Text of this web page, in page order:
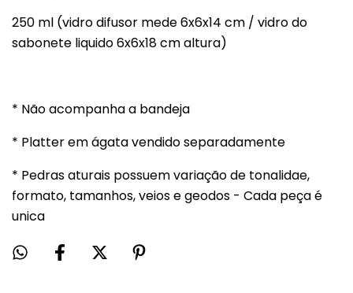
250 ml (vidro difusor mede 6x6x14 cm / vidro do
sabonete liquido 6x6x18 cm altura)
* Não acompanha a bandeja
* Platter em ágata vendido separadamente
* Pedras aturais possuem variação de tonalidae,
formato, tamanhos, veios e geodos - Cada peça é
unica